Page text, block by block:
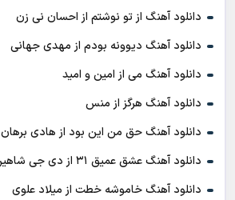
دانلود آهنگ از تو نوشتم از احسان نی زن
دانلود آهنگ دیوونه بودم از مهدی جهانی
دانلود آهنگ می از امین و امید
دانلود آهنگ هرگز از منس
دانلود آهنگ حق من این بود از هادی برهان
دانلود آهنگ عشق عمیق ۳۱ از دی جی شاهین
دانلود آهنگ خاموشه خطت از میلاد علوی